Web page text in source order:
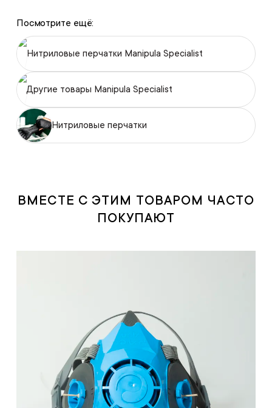
Посмотрите ещё:
Нитриловые перчатки Manipula Specialist
Другие товары Manipula Specialist
Нитриловые перчатки
ВМЕСТЕ С ЭТИМ ТОВАРОМ ЧАСТО
ПОКУПАЮТ